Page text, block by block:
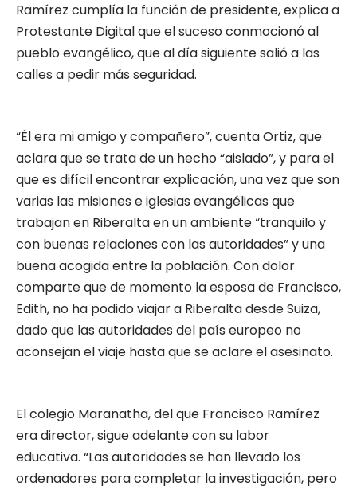
Ramírez cumplía la función de presidente, explica a
Protestante Digital que el suceso conmocionó al
pueblo evangélico, que al día siguiente salió a las
calles a pedir más seguridad.
“Él era mi amigo y compañero”, cuenta Ortiz, que
aclara que se trata de un hecho “aislado”, y para el
que es difícil encontrar explicación, una vez que son
varias las misiones e iglesias evangélicas que
trabajan en Riberalta en un ambiente “tranquilo y
con buenas relaciones con las autoridades” y una
buena acogida entre la población. Con dolor
comparte que de momento la esposa de Francisco,
Edith, no ha podido viajar a Riberalta desde Suiza,
dado que las autoridades del país europeo no
aconsejan el viaje hasta que se aclare el asesinato.
El colegio Maranatha, del que Francisco Ramírez
era director, sigue adelante con su labor
educativa. “Las autoridades se han llevado los
ordenadores para completar la investigación, pero